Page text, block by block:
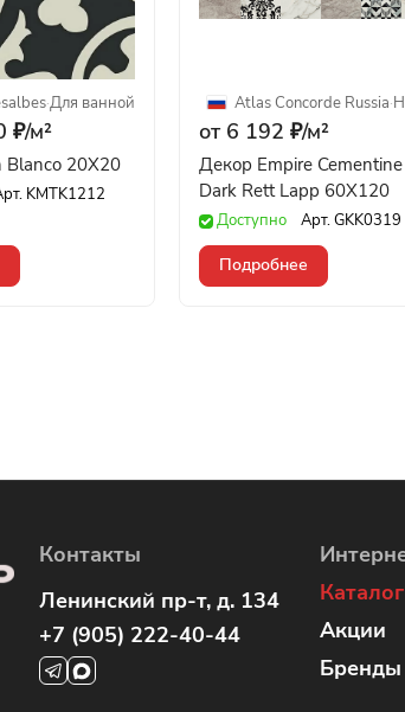
·Для ванной
₽/м²
Blanco 20X20
KMTK1212
Atlas Concorde Russia·
от 6 192 ₽/м²
Декор Empire Cementine
Dark Rett Lapp 60X120
Доступно Арт.GKK0319
Подробнее
Контакты
Ленинский пр-т, д. 134
+7 (905) 222-40-44
Каталог
Акции
Бренды